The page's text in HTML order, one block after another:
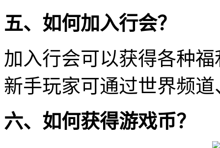
五、如何加入行会？
加入行会可以获得各种
新手玩家可通过世界频
六、如何获得游戏币？